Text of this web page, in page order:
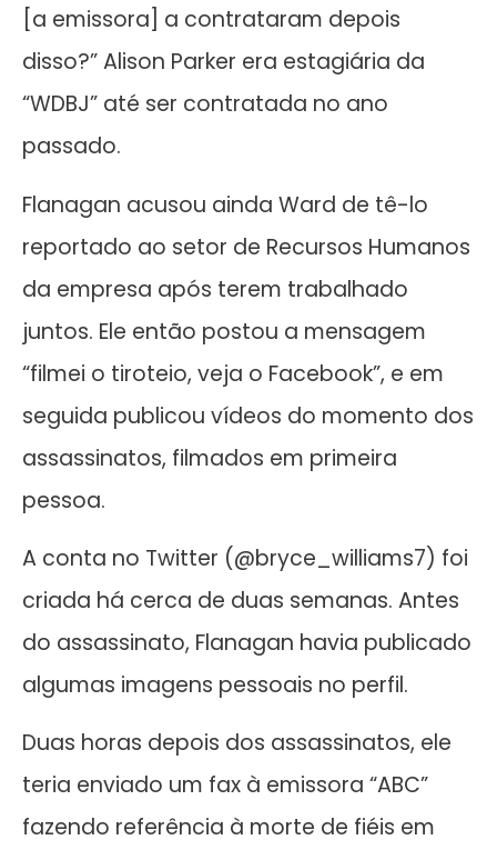
[a emissora] a contrataram depois
disso?” Alison Parker era estagiária da
“WDBJ” até ser contratada no ano
passado.
Flanagan acusou ainda Ward de tê-lo
reportado ao setor de Recursos Humanos
da empresa após terem trabalhado
juntos. Ele então postou a mensagem
“filmei o tiroteio, veja o Facebook”, e em
seguida publicou vídeos do momento dos
assassinatos, filmados em primeira
pessoa.
A conta no Twitter (@bryce_williams7) foi
criada há cerca de duas semanas. Antes
do assassinato, Flanagan havia publicado
algumas imagens pessoais no perfil.
Duas horas depois dos assassinatos, ele
teria enviado um fax à emissora “ABC”
fazendo referência à morte de fiéis em